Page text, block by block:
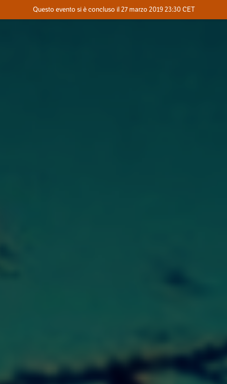
Dove
Questo evento si è concluso il 27 marzo 2019 23:30 CET